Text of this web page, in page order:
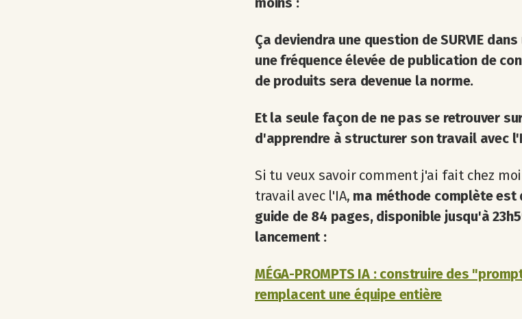
Ça deviendra une question de SURVIE
une fréquence élevée de publication de
de produits sera devenue la norme.
Et la seule façon de ne pas se retrouver
d'apprendre à structurer son travail avec
Si tu veux savoir comment j'ai fait chez
travail avec l'IA, ma méthode complète est
guide de 84 pages, disponible jusqu'à
lancement :
MÉGA-PROMPTS IA : construire des
remplacent une équipe entière